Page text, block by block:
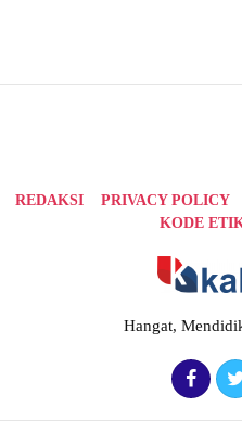
REDAKSI PRIVACY POLICY
KODE
Hangat,